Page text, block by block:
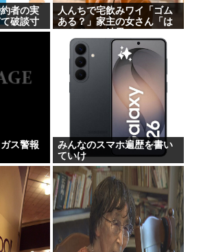
約者の実
破談寸
人んちで宅飲みワイ「ゴム
ある？」家主の女さん「は
ぁ？！」⇒結果www
ス警報
みんなのスマホ遍歴を書い
ていけ